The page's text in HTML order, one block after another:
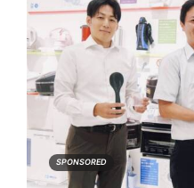
SPONSORED